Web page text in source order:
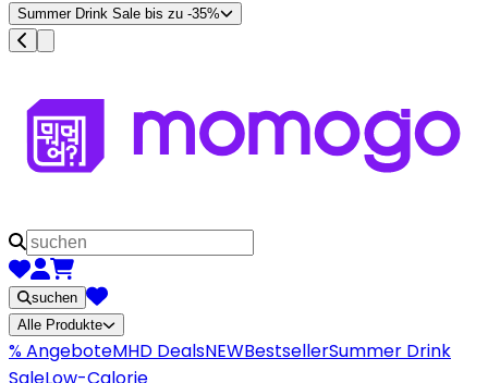
Summer Drink Sale bis zu -35%
suchen
Alle Produkte
% AngeboteMHD DealsNEWBestsellerSummer Drink